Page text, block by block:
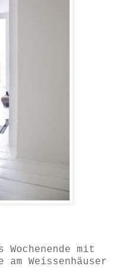
mit
am Weissenhäuser